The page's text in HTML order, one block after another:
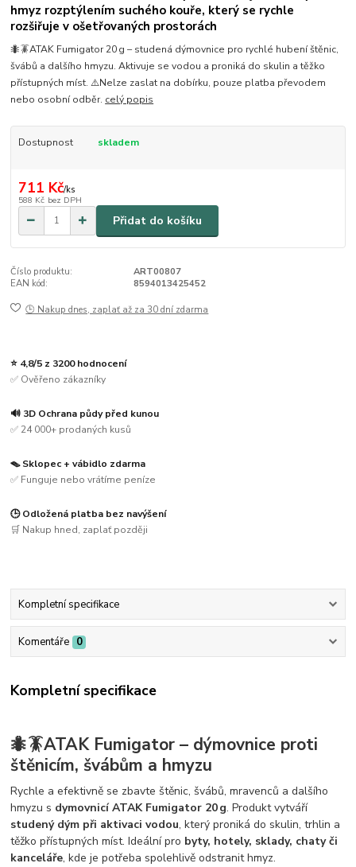
hmyz rozptýlením suchého kouře, který se rychle
rozšiřuje v ošetřovaných prostorách
🐜🪳ATAK Fumigator 20 g – studená dýmovnice pro rychlé hubení štěnic,
švábů a dalšího hmyzu. Aktivuje se vodou a proniká do skulin a těžko
přístupných míst. ⚠️Nelze zaslat na dobírku, pouze platba převodem
nebo osobní odběr. celý popis
Dostupnost skladem
711 Kč/ks
588 Kč bez DPH
Přidat do košíku
Číslo produktu:
ART00807
EAN kód:
8594013425452
🕒 Nakup dnes, zaplať až za 30 dní zdarma
⭐ 4,8/5 z 3200 hodnocení
✅ Ověřeno zákazníky
🔊 3D Ochrana půdy před kunou
✅ 24 000+ prodaných kusů
🪤 Sklopec + vábidlo zdarma
✅ Funguje nebo vrátíme peníze
🕒 Odložená platba bez navýšení
🛒 Nakup hned, zaplať později
Kompletní specifikace
Komentáře 0
Kompletní specifikace
🐜🪳ATAK Fumigator – dýmovnice proti
štěnicím, švábům a hmyzu
Rychle a efektivně se zbavte štěnic, švábů, mravenců a dalšího
hmyzu s dymovnicí ATAK Fumigator 20 g. Produkt vytváří
studený dým při aktivaci vodou, který proniká do skulin, trhlin a
těžko přístupných míst. Ideální pro byty, hotely, sklady, chaty či
kanceláře, kde je potřeba spolehlivě odstranit hmyz.